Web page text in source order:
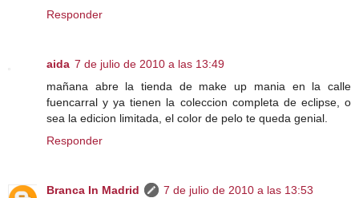
Responder
aida 7 de julio de 2010 a las 13:49
mañana abre la tienda de make up mania en la calle
fuencarral y ya tienen la coleccion completa de eclipse, o
sea la edicion limitada, el color de pelo te queda genial.
Responder
Branca In Madrid
7 de julio de 2010 a las 13:53